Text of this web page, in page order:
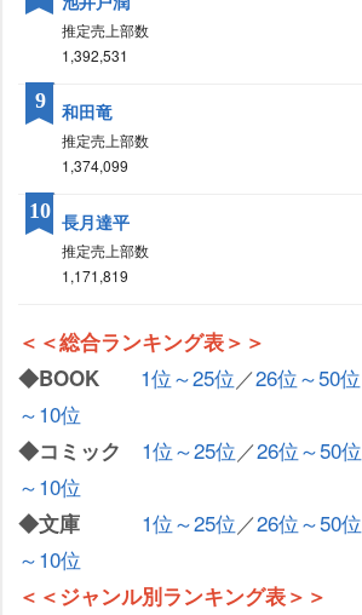
推定売上部数
1,392,531
和田竜
推定売上部数
1,374,099
9
長月達平
推定売上部数
1,171,819
10
＜＜総合ランキング表＞＞
◆BOOK
1位～25位／26位～50位
～10位
◆コミック 1位～25位／26位～50位
～10位
◆文庫 1位～25位／26位～50位
～10位
＜＜ジャンル別ランキング表＞＞